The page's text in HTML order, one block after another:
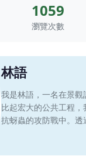
1059
瀏覽次數
林語
我是林語，一名在景
比起宏大的公共工程
抗蚜蟲的攻防戰中。透